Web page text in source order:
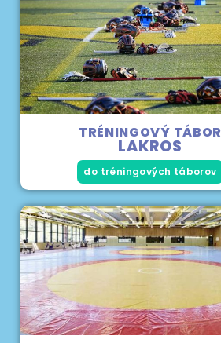
TRÉNINGOVÝ TÁBOR
LAKROS
do tréningových táborov